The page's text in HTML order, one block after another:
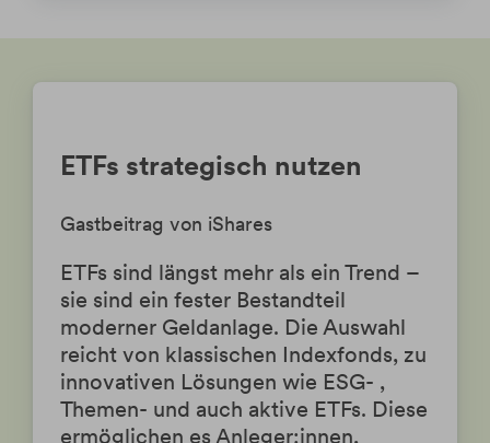
ETFs strategisch nutzen
Gastbeitrag von iShares
ETFs sind längst mehr als ein Trend –
sie sind ein fester Bestandteil
moderner Geldanlage. Die Auswahl
reicht von klassischen Indexfonds, zu
innovativen Lösungen wie ESG- ,
Themen- und auch aktive ETFs. Diese
ermöglichen es Anleger:innen,